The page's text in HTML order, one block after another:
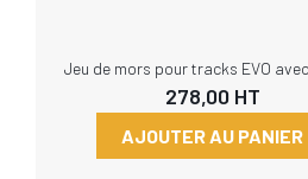
278,00HT
AJOUTER AU PANIER